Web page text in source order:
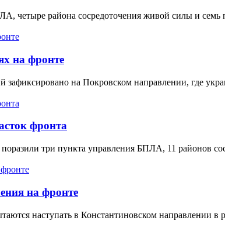
четыре района сосредоточения живой силы и семь
на фронте
на Покровском направлении, где
фронта
три пункта управления БПЛА, 11 районов
на фронте
наступать в Константиновском направлении в